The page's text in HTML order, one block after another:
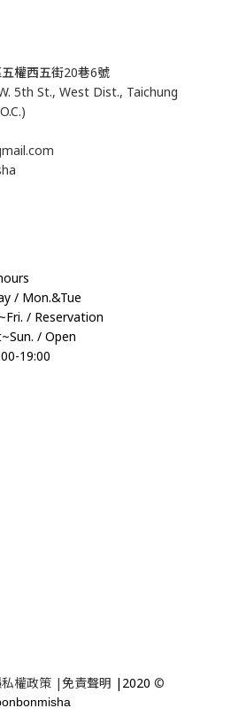
權西五街20巷6號
5th St., West Dist., Taichung
/ Mon.&Tue
/ Reservation
/ Open
19:00
權政策 |免責聲明 |2020 ©